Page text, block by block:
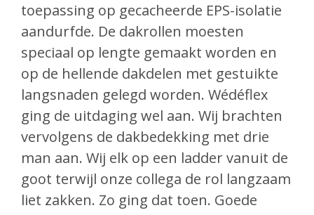
toepassing op gecacheerde EPS-isolatie
aandurfde. De dakrollen moesten
speciaal op lengte gemaakt worden en
op de hellende dakdelen met gestuikte
langsnaden gelegd worden. Wédéflex
ging de uitdaging wel aan. Wij brachten
vervolgens de dakbedekking met drie
man aan. Wij elk op een ladder vanuit de
goot terwijl onze collega de rol langzaam
liet zakken. Zo ging dat toen. Goede